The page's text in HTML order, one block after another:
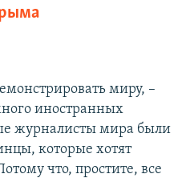
миру, –
иностранных
журналисты мира были
которые хотят
что, простите, все